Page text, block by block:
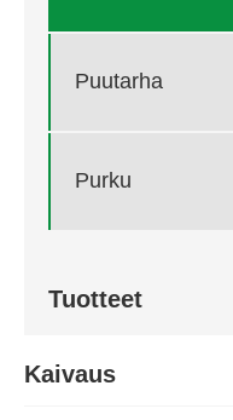
Puutarha
Purku
Tuotteet
Kaivaus